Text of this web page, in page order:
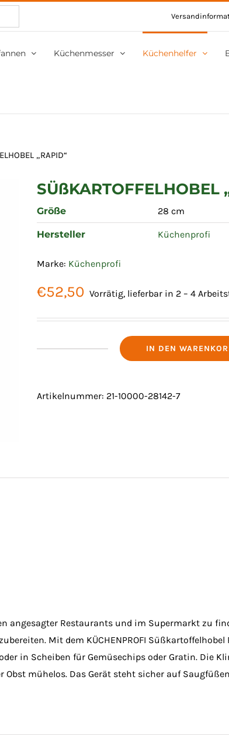
Küchenmesser Küchenhelfer
„RAPID“
SÜßKARTOFFELHOBEL
Größe 28 cm
Hersteller Küchenprofi
Marke: Küchenprofi
€52,50 Vorrätig, lieferbar in 2 – 4
SÜßKARTOFFELHOBEL
IN DEN
Artikelnummer: 21-10000-28142-7
Restaurants und im Supermarkt zu
Mit dem KÜCHENPROFI Süßkartoffelhobel
in Scheiben für Gemüsechips oder Gratin. Die
Obst mühelos. Das Gerät steht sicher auf